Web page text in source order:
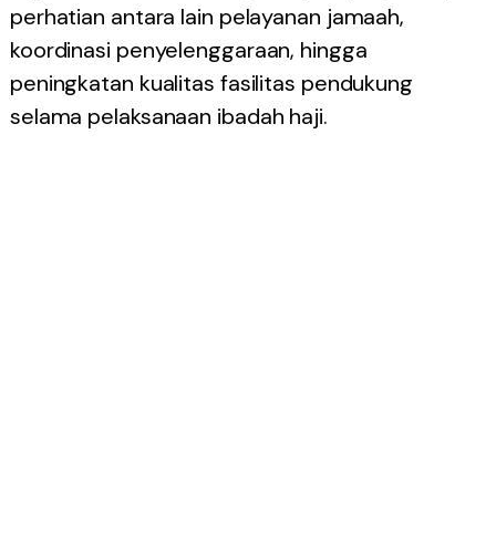
perhatian antara lain pelayanan jamaah,
koordinasi penyelenggaraan, hingga
peningkatan kualitas fasilitas pendukung
selama pelaksanaan ibadah haji.